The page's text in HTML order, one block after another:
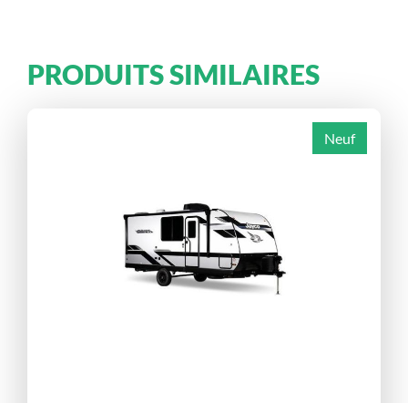
PRODUITS SIMILAIRES
Neuf